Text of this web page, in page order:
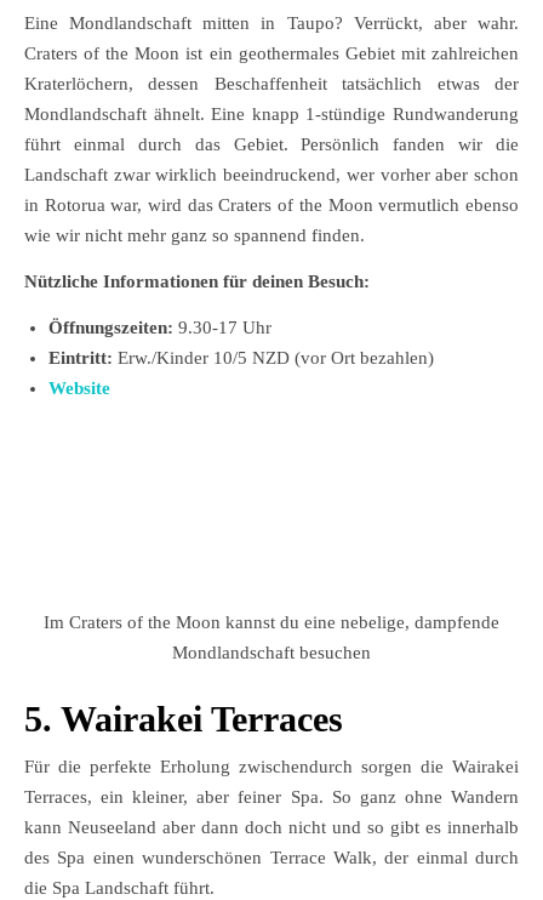
Eine Mondlandschaft mitten in Taupo? Verrückt, aber wahr.
Craters of the Moon ist ein geothermales Gebiet mit zahlreichen
Kraterlöchern, dessen Beschaffenheit tatsächlich etwas der
Mondlandschaft ähnelt. Eine knapp 1-stündige Rundwanderung
führt einmal durch das Gebiet. Persönlich fanden wir die
Landschaft zwar wirklich beeindruckend, wer vorher aber schon
in Rotorua war, wird das Craters of the Moon vermutlich ebenso
wie wir nicht mehr ganz so spannend finden.
Nützliche Informationen für deinen Besuch:
Öffnungszeiten: 9.30-17 Uhr
Eintritt: Erw./Kinder 10/5 NZD (vor Ort bezahlen)
Website
Im Craters of the Moon kannst du eine nebelige, dampfende
Mondlandschaft besuchen
5. Wairakei Terraces
Für die perfekte Erholung zwischendurch sorgen die Wairakei
Terraces, ein kleiner, aber feiner Spa. So ganz ohne Wandern
kann Neuseeland aber dann doch nicht und so gibt es innerhalb
des Spa einen wunderschönen Terrace Walk, der einmal durch
die Spa Landschaft führt.